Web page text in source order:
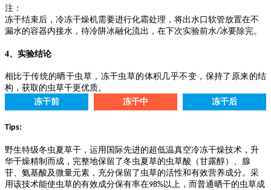
注：
冻干结束后，冷冻干燥机需要进行化霜处理，将出水口软管放置在不
漏水的容器内接水，待冷阱冰融化流出，在下次实验前水/冰要除完。
4、 实验结论
相比于传统的晒干虫草，冻干虫草的体积几乎不变，保持了原来的结
构 ， 获取的虫草干更优质。
冻干前
冻干中 冻干后
Tips:
野生特级冬虫夏草干 ，运用国际先进的超低温真空冷冻干燥技术，升
华干燥精制而成，完整地保留了冬虫夏草的虫草酸（甘露醇）、腺
苷、氨基酸及微量元素，充分保留了虫草的活性和有效营养成分。 采
用该技术能使虫草的有效成分保有率在98%以上 ， 而普通晒干的虫草成